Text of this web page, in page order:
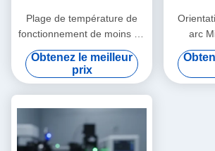
Plage de température de
fonctionnement de moins 40
degrés Celsius à 85 degrés
Celsius Cristaux
magnétiques et optiques
tailles typiques
personnalisables en mm
pour instruments de
précision
Obtenez le meilleur
prix
arc
typiques